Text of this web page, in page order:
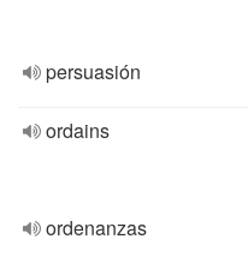
persuasión
ordains
ordenanzas